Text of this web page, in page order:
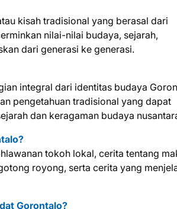
kisah tradisional yang berasal dari
nilai-nilai budaya, sejarah,
dari generasi ke generasi.
integral dari identitas budaya
pengetahuan tradisional yang dapat
dan keragaman budaya
tokoh lokal, cerita tentang
royong, serta cerita yang
Gorontalo?